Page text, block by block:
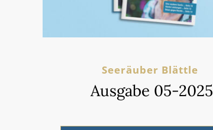
Seeräuber Blättle
Ausgabe 05-2025